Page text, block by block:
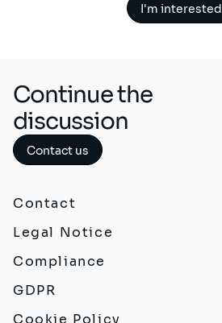
I'm interested
Continue the
discussion
Contact us
Contact
Legal Notice
Compliance
GDPR
Cookie Policy